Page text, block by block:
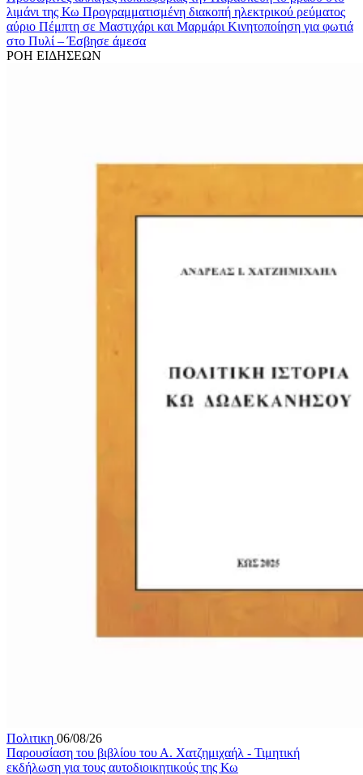
λιμάνι της Κω Προγραμματισμένη διακοπή ηλεκτρικού ρεύματος
αύριο Πέμπτη σε Μαστιχάρι και Μαρμάρι Κινητοποίηση για φωτιά
στo Πυλί – Έσβησε άμεσα
ΡΟΗ ΕΙΔΗΣΕΩΝ
Πολιτικη 06/08/26
Παρουσίαση του βιβλίου του Α. Χατζημιχαήλ - Τιμητική
εκδήλωση για τους αυτοδιοικητικούς της Κω